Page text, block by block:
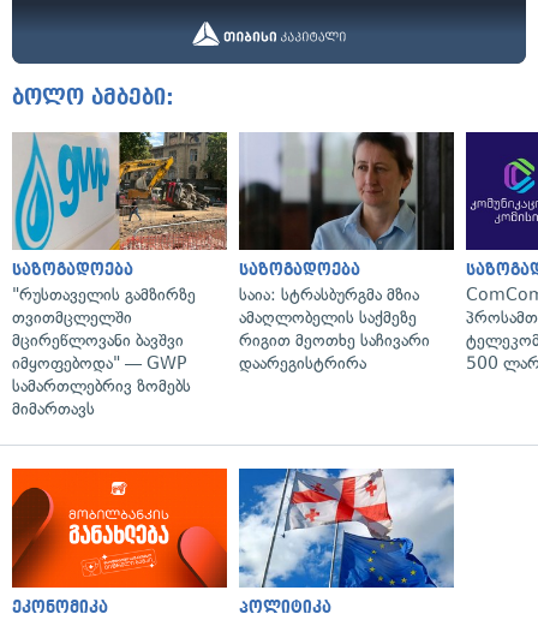
ბოლო ამბები:
საზოგადოება
"რუსთაველის გამზირზე
თვითმცლელში
მცირეწლოვანი ბავშვი
იმყოფებოდა" — GWP
სამართლებრივ ზომებს
მიმართავს
საზოგადოება
საია: სტრასბურგმა მზია
ამაღლობელის საქმეზე
რიგით მეოთხე საჩივარი
დაარეგისტრირა
500
ეკონომიკა პოლიტიკა